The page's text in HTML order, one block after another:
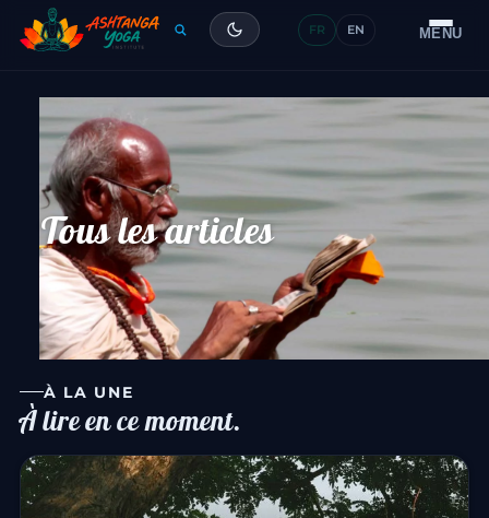
MENU
Formation
Articles
Glossaire
Contact
FR EN
Tous les articles
À LA UNE
À lire en ce moment.